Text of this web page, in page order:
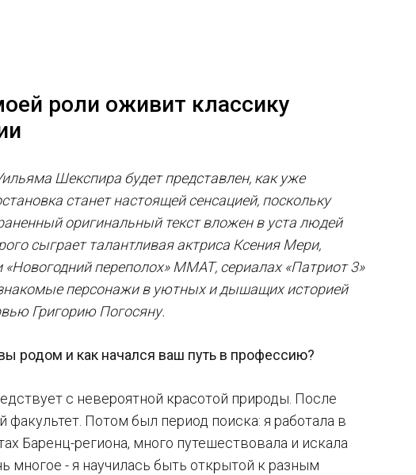
роли оживит классику
Шекспира будет представлен, как уже
станет настоящей сенсацией, поскольку
оригинальный текст вложен в уста людей
сыграет талантливая актриса Ксения Мери,
«Новогодний переполох» ММАТ, сериалах «Патриот 3»
персонажи в уютных и дышащих историей
Григорию Погосяну.
родом и как начался ваш путь в профессию?
с невероятной красотой природы. После
Потом был период поиска: я работала в
Баренц-региона, много путешествовала и искала
многое - я научилась быть открытой к разным